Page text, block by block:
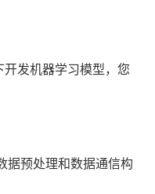
发机器学习模型，您
据预处理和数据通信构